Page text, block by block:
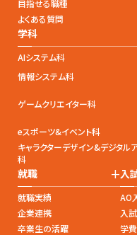
目指せる職種
よくある質問
学科
AIシステム科
情報システム科
ゲームクリエイター科
eスポーツ&イベント科
キャラクターデザイン&デジタル
科
就職 +
就職実績
企業連携
卒業生の活躍
入
AO
入
学